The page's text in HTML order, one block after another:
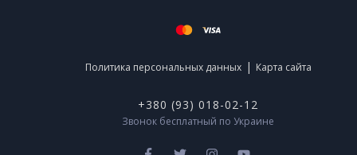
Политика персональных данных | Карта сайта
+380 (93) 018-02-12
Звонок бесплатный по Украине